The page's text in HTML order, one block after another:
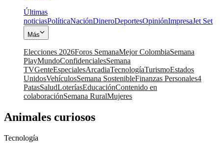
Últimas
noticiasPolíticaNaciónDineroDeportesOpiniónImpresaJet Set
Más
Elecciones 2026Foros SemanaMejor ColombiaSemana
PlayMundoConfidencialesSemana
TVGenteEspecialesArcadiaTecnologíaTurismoEstados
UnidosVehículosSemana SostenibleFinanzas Personales4
PatasSaludLoteríasEducaciónContenido en
colaboraciónSemana RuralMujeres
Animales curiosos
Tecnología